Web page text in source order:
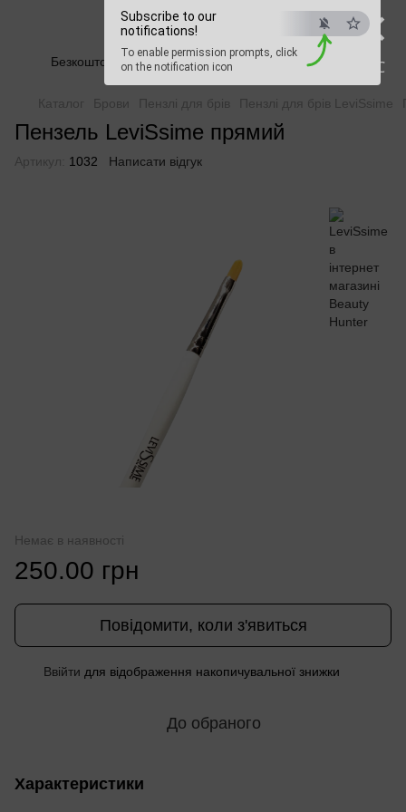
×
ESC
Subscribe to our
notifications!
To enable permission prompts, click
on the notification icon
Beauty Hunter
Безкоштовна доставка при замовленні від 2500 грн
Каталог Брови Пензлі для брів Пензлі для брів LeviSsime
Пензель LeviSsime прямий
Артикул: 1032 Написати відгук
Немає в наявності
250.00 грн
Повідомити, коли з'явиться
Ввійти для відображення накопичувальної знижки
До обраного
Характеристики